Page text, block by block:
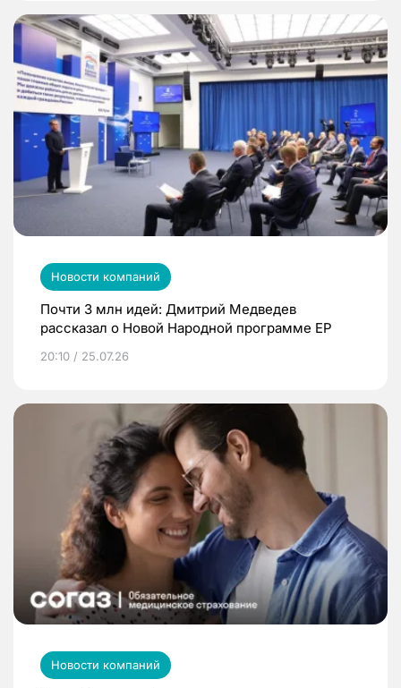
Новости компаний
Почти 3 млн идей: Дмитрий Медведев
рассказал о Новой Народной программе ЕР
20:10 / 25.07.26
Новости компаний